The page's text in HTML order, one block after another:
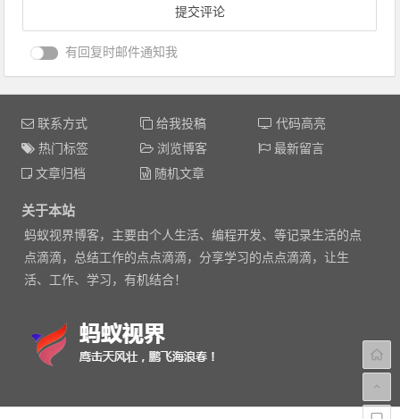
有回复时邮件通知我
联系方式 给我投稿
代码高亮
热门标签
浏览博客
最新留言
文章归档
随机文章
关于本站
蚂蚁视界博客，主要由个人生活、编程开发、等记录生活的点
点滴滴，总结工作的点点滴滴，分享学习的点点滴滴，让生
活、工作、学习，有机结合！